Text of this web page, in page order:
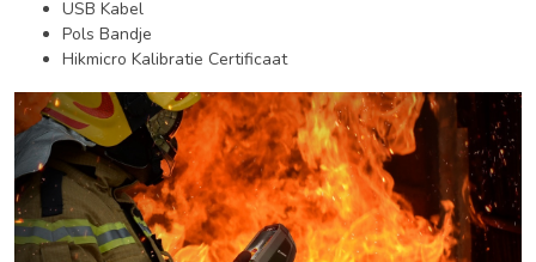
USB Kabel
Pols Bandje
Hikmicro Kalibratie Certificaat